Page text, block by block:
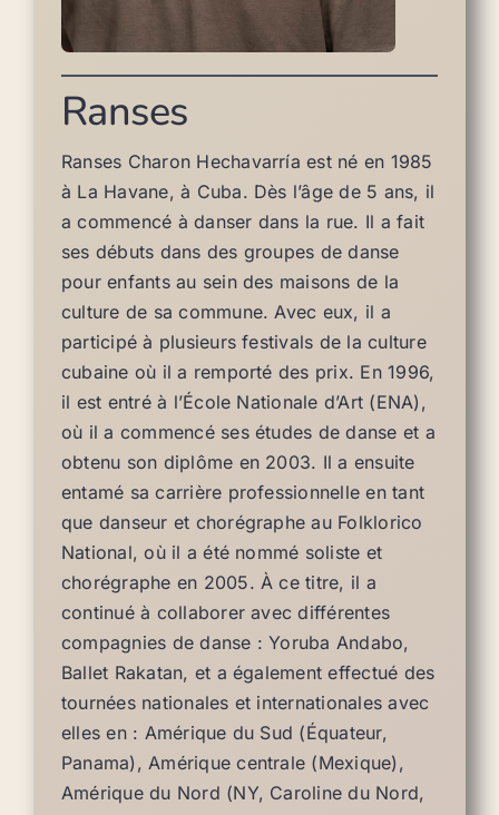
Ranses
Ranses Charon Hechavarría est né en 1985
à La Havane, à Cuba. Dès l’âge de 5 ans, il
a commencé à danser dans la rue. Il a fait
ses débuts dans des groupes de danse
pour enfants au sein des maisons de la
culture de sa commune. Avec eux, il a
participé à plusieurs festivals de la culture
cubaine où il a remporté des prix. En 1996,
il est entré à l’École Nationale d’Art (ENA),
où il a commencé ses études de danse et a
obtenu son diplôme en 2003. Il a ensuite
entamé sa carrière professionnelle en tant
que danseur et chorégraphe au Folklorico
National, où il a été nommé soliste et
chorégraphe en 2005. À ce titre, il a
continué à collaborer avec différentes
compagnies de danse : Yoruba Andabo,
Ballet Rakatan, et a également effectué des
tournées nationales et internationales avec
elles en : Amérique du Sud (Équateur,
Panama), Amérique centrale (Mexique),
Amérique du Nord (NY, Caroline du Nord,